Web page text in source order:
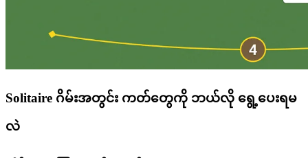
Solitaire ဂိမ်းအတွင်း ကတ်တွေကို ဘယ်လို ရွေ့ပေးရမ
လဲ